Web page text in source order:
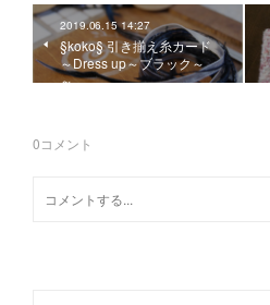
2019.06.15 14:27
§koko§ 引き揃え糸カード
～Dress up～ブラック～
～
0コメント